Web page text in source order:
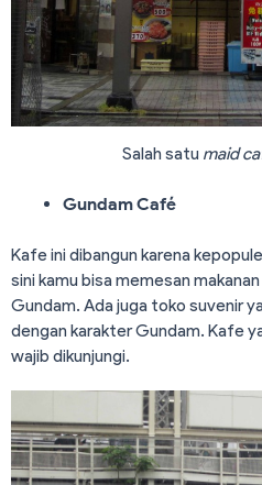
Salah satu maid
GundamCafé
Kafe ini dibangun karena
sini kamu bisa memesan
Gundam. Ada juga toko suvenir
dengan karakter Gundam. Kafe
wajib dikunjungi.